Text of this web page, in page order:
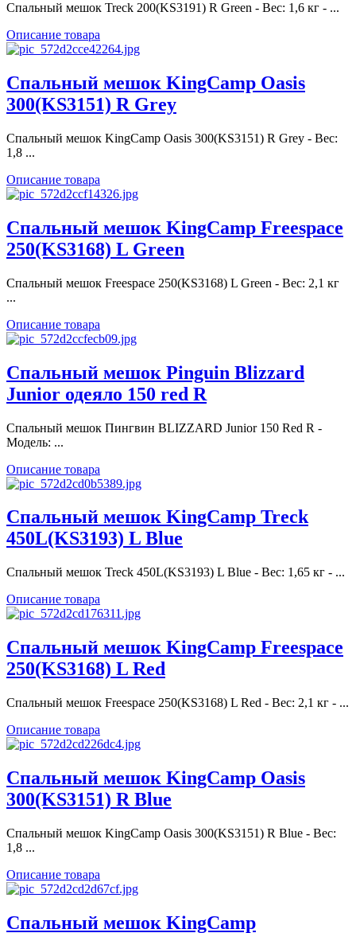
Спальный мешок Treck 200(KS3191) R Green - Вес: 1,6 кг - ...
Описание товара
Спальный мешок KingCamp Oasis
300(KS3151) R Grey
Спальный мешок KingCamp Oasis 300(KS3151) R Grey - Вес:
1,8 ...
Описание товара
Спальный мешок KingCamp Freespace
250(KS3168) L Green
Спальный мешок Freespace 250(KS3168) L Green - Вес: 2,1 кг
...
Описание товара
Спальный мешок Pinguin Blizzard
Junior одеяло 150 red R
Спальный мешок Пингвин BLIZZARD Junior 150 Red R -
Модель: ...
Описание товара
Спальный мешок KingCamp Treck
450L(KS3193) L Blue
Спальный мешок Treck 450L(KS3193) L Blue - Вес: 1,65 кг - ...
Описание товара
Спальный мешок KingCamp Freespace
250(KS3168) L Red
Спальный мешок Freespace 250(KS3168) L Red - Вес: 2,1 кг - ...
Описание товара
Спальный мешок KingCamp Oasis
300(KS3151) R Blue
Спальный мешок KingCamp Oasis 300(KS3151) R Blue - Вес:
1,8 ...
Описание товара
Спальный мешок KingCamp